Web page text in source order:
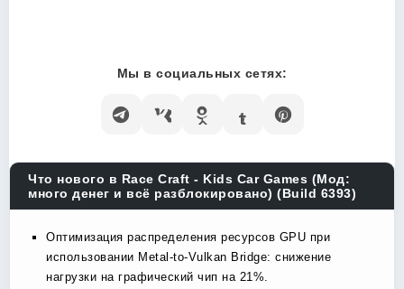
Мы в социальных сетях:
Что нового в Race Craft - Kids Car Games (Мод:
много денег и всё разблокировано) (Build 6393)
Оптимизация распределения ресурсов GPU при
использовании Metal-to-Vulkan Bridge: снижение
нагрузки на графический чип на 21%.